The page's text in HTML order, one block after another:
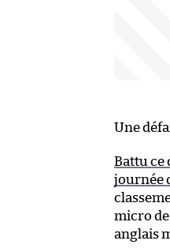
Une
Battu ce
journée
micro de
anglais